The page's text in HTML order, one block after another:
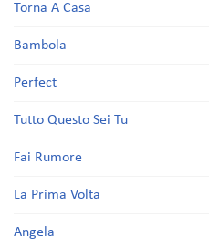
Torna A Casa
Bambola
Perfect
Tutto Questo Sei Tu
Fai Rumore
La Prima Volta
Angela